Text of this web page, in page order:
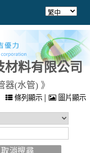
材料有限公司
器(水管) 》
條列顯示 | 圖片顯示